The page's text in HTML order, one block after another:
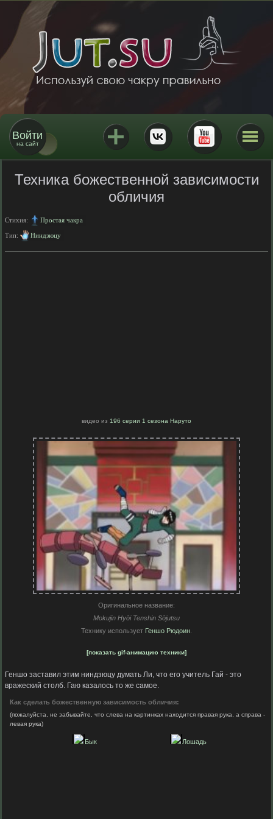
Войти
на сайт
Техника божественной зависимости
обличия
Стихия: Простая чакра
Тип: Ниндзюцу
видео из 196 серии 1 сезона Наруто
Оригинальное название:
Mokujin Hyōi Tenshin Sōjutsu
Технику использует Геншо Рюдоин
[показать gif-анимацию техники]
Геншо заставил этим ниндзюцу думать Ли, что его учитель Гай - это
вражеский столб. Гаю казалось то же самое.
Как сделать божественную зависимость обличия:
(пожалуйста, не забывайте, что слева на картинках находится правая рука, а справа -
левая рука)
1 Бык 2 Лошадь